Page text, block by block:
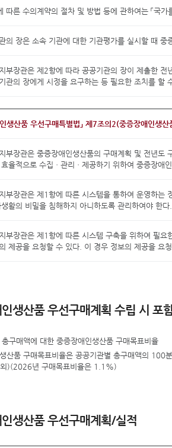
른 수의계약의 절차 및 방법 등에 관하여는 「국가
의 장은 소속 기관에 대한 기관평가를 실시할 때 중
부장관은 제2항에 따라 공공기관의 장이 제출한
관의 장에게 시정을 요구하는 등 필요한 조치를 할
인생산품 우선구매특별법」 제7조의2(중증장애인생
부장관은 중증장애인생산품의 구매계획 및 전년도
율적으로 수집ㆍ관리ㆍ제공하기 위하여 중증장애
부장관은 제1항에 따른 시스템을 통하여 운영하는
활의 비밀을 침해하지 아니하도록 관리하여야 한다.
부장관은 제1항에 따른 시스템 구축을 위하여 필요
제공을 요청할 수 있다. 이 경우 정보의 제공을 요
생산품 우선구매계획 수립 시 포
구매액에 대한 중증장애인생산품 구매목표비율
산품 구매목표비율은 공공기관별 총구매액의 100
)(2026년 구매목표비율은 1.1%)
생산품 우선구매계획/실적